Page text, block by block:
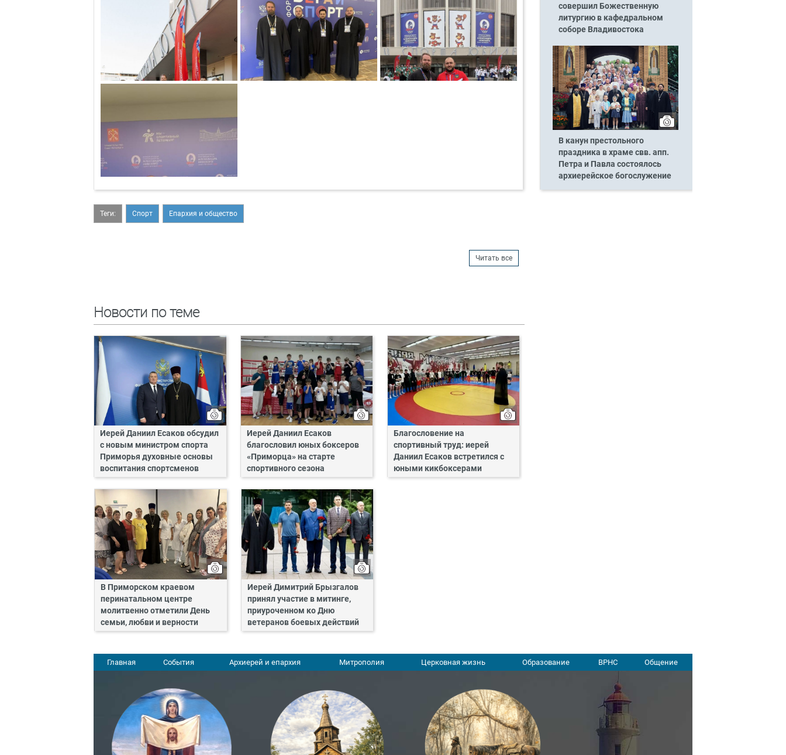
Теги: Спорт Епархия и общество
Читать все
Новости по теме
Иерей Даниил Есаков обсудил
с новым министром спорта
Приморья духовные основы
воспитания спортсменов
Иерей Даниил Есаков
благословил юных боксеров
«Приморца» на старте
спортивного сезона
Благословение на
спортивный труд: иерей
Даниил Есаков встретился с
юными кикбоксерами
В Приморском краевом
перинатальном центре
молитвенно отметили День
семьи, любви и верности
Иерей Димитрий Брызгалов
принял участие в митинге,
приуроченном ко Дню
ветеранов боевых действий
совершил Божественную
литургию в кафедральном
соборе Владивостока
В канун престольного
праздника в храме свв. апп.
Петра и Павла состоялось
архиерейское богослужение
Главная События Архиерей и епархия Митрополия Церковная жизнь Образование ВРНС Общение